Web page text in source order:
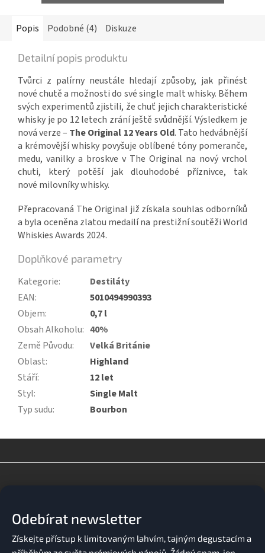
Popis Podobné (4) Diskuze
Detailní popis produktu
Tvůrci z palírny neustále hledají způsoby, jak přinést
nové chutě a možnosti do své single malt whisky. Během
svých experimentů zjistili, že chuť jejich charakteristické
whisky je po 12 letech zrání ještě svůdnější. Výsledkem je
nová verze – The Original 12 Years Old. Tato hedvábnější
a krémovější whisky povyšuje oblíbené tóny pomeranče,
medu, vanilky a broskve v The Original na nový vrchol
chuti, který potěší jak dlouhodobé příznivce, tak
nové milovníky whisky.
Přepracovaná The Original již získala souhlas odborníků
a byla oceněna zlatou medailí na prestižní soutěži World
Whiskies Awards 2024.
Doplňkové parametry
Kategorie:
Destiláty
EAN:
5010494990393
Objem:
0,7 l
Obsah Alkoholu: 40%
Země Původu:
Velká Británie
Oblast:
Highland
Stáří:
12 let
Styl:
Single Malt
Typ sudu: Bourbon
Odebírat newsletter